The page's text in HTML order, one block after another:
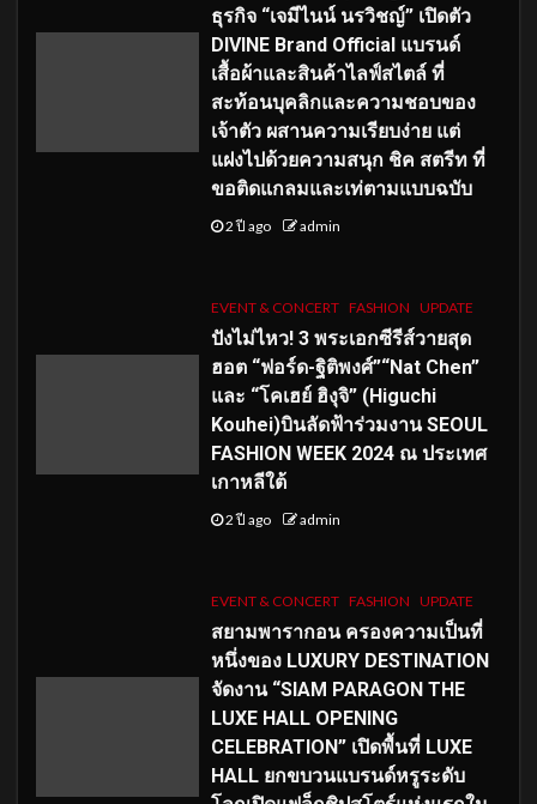
ธุรกิจ “เจมีไนน์ นรวิชญ์” เปิดตัว
DIVINE Brand Official แบรนด์
เสื้อผ้าและสินค้าไลฟ์สไตล์ ที่
สะท้อนบุคลิกและความชอบของ
เจ้าตัว ผสานความเรียบง่าย แต่
แฝงไปด้วยความสนุก ชิค สตรีท ที่
ขอติดแกลมและเท่ตามแบบฉบับ
2 ปี ago admin
EVENT & CONCERT FASHION UPDATE
ปังไม่ไหว! 3 พระเอกซีรีส์วายสุด
ฮอต “ฟอร์ด-ฐิติพงศ์”“Nat Chen”
และ “โคเฮย์ ฮิงุจิ” (Higuchi
Kouhei)บินลัดฟ้าร่วมงาน SEOUL
FASHION WEEK 2024 ณ ประเทศ
เกาหลีใต้
2 ปี ago admin
EVENT & CONCERT FASHION UPDATE
สยามพารากอน ครองความเป็นที่
หนึ่งของ LUXURY DESTINATION
จัดงาน “SIAM PARAGON THE
LUXE HALL OPENING
CELEBRATION” เปิดพื้นที่ LUXE
HALL ยกขบวนแบรนด์หรูระดับ